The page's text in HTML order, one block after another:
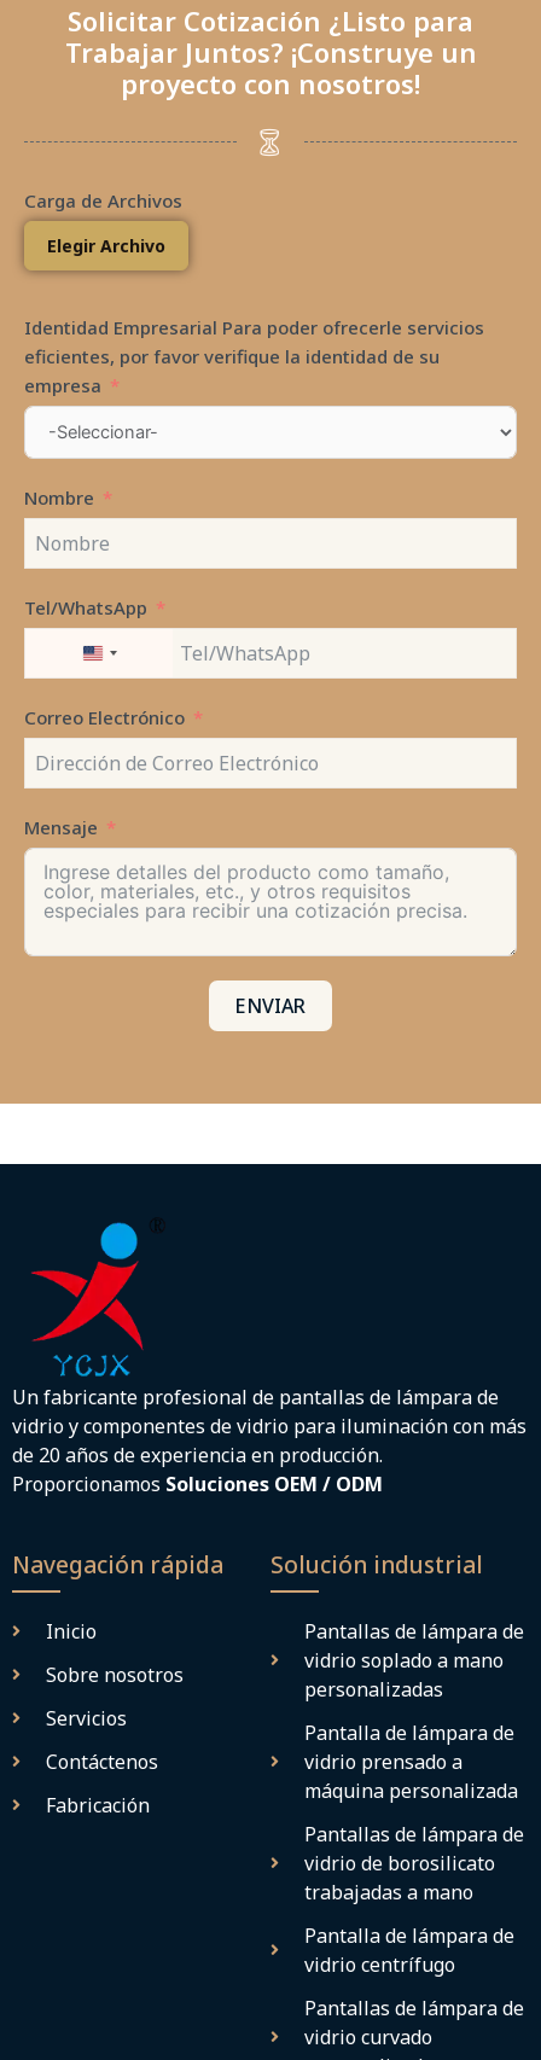
Solicitar Cotización ¿Listo para
Trabajar Juntos? ¡Construye un
proyecto con nosotros!
Carga de Archivos
Elegir Archivo
Identidad Empresarial Para poder ofrecerle servicios
eficientes, por favor verifique la identidad de su
empresa
Nombre
Tel/WhatsApp
UNITED
Correo Electrónico
Mensaje
ENVIAR
Un fabricante profesional de pantallas de lámpara de
vidrio y componentes de vidrio para iluminación con más
de 20 años de experiencia en producción.
Proporcionamos Soluciones OEM / ODM
Navegación rápida
Inicio
Sobre nosotros
Servicios
Contáctenos
Fabricación
Solución industrial
Pantallas de lámpara de
vidrio soplado a mano
personalizadas
Pantalla de lámpara de
vidrio prensado a
máquina personalizada
Pantallas de lámpara de
vidrio de borosilicato
trabajadas a mano
Pantalla de lámpara de
vidrio centrífugo
Pantallas de lámpara de
vidrio curvado